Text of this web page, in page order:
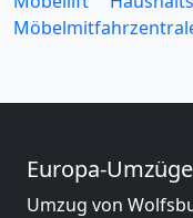
Europa-Umzüge
Umzug von